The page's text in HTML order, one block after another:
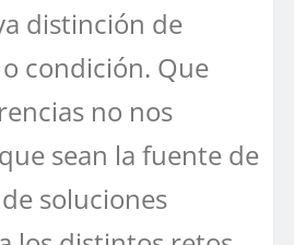
distinción de
condición. Que
no nos
sean la fuente de
soluciones